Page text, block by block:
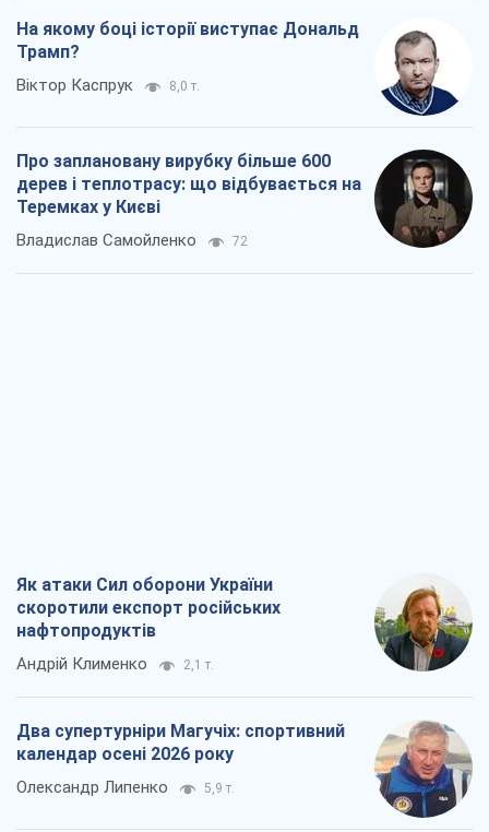
На якому боці історії виступає Дональд
Трамп?
Віктор Каспрук 8,0 т.
Про заплановану вирубку більше 600
дерев і теплотрасу: що відбувається на
Теремках у Києві
Владислав Самойленко 72
Як атаки Сил оборони України
скоротили експорт російських
нафтопродуктів
Андрій Клименко 2,1 т.
Два супертурніри Магучіх: спортивний
календар осені 2026 року
Олександр Липенко 5,9 т.